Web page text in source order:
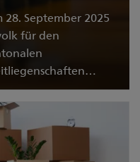
September 2025
für den
des
erfahren